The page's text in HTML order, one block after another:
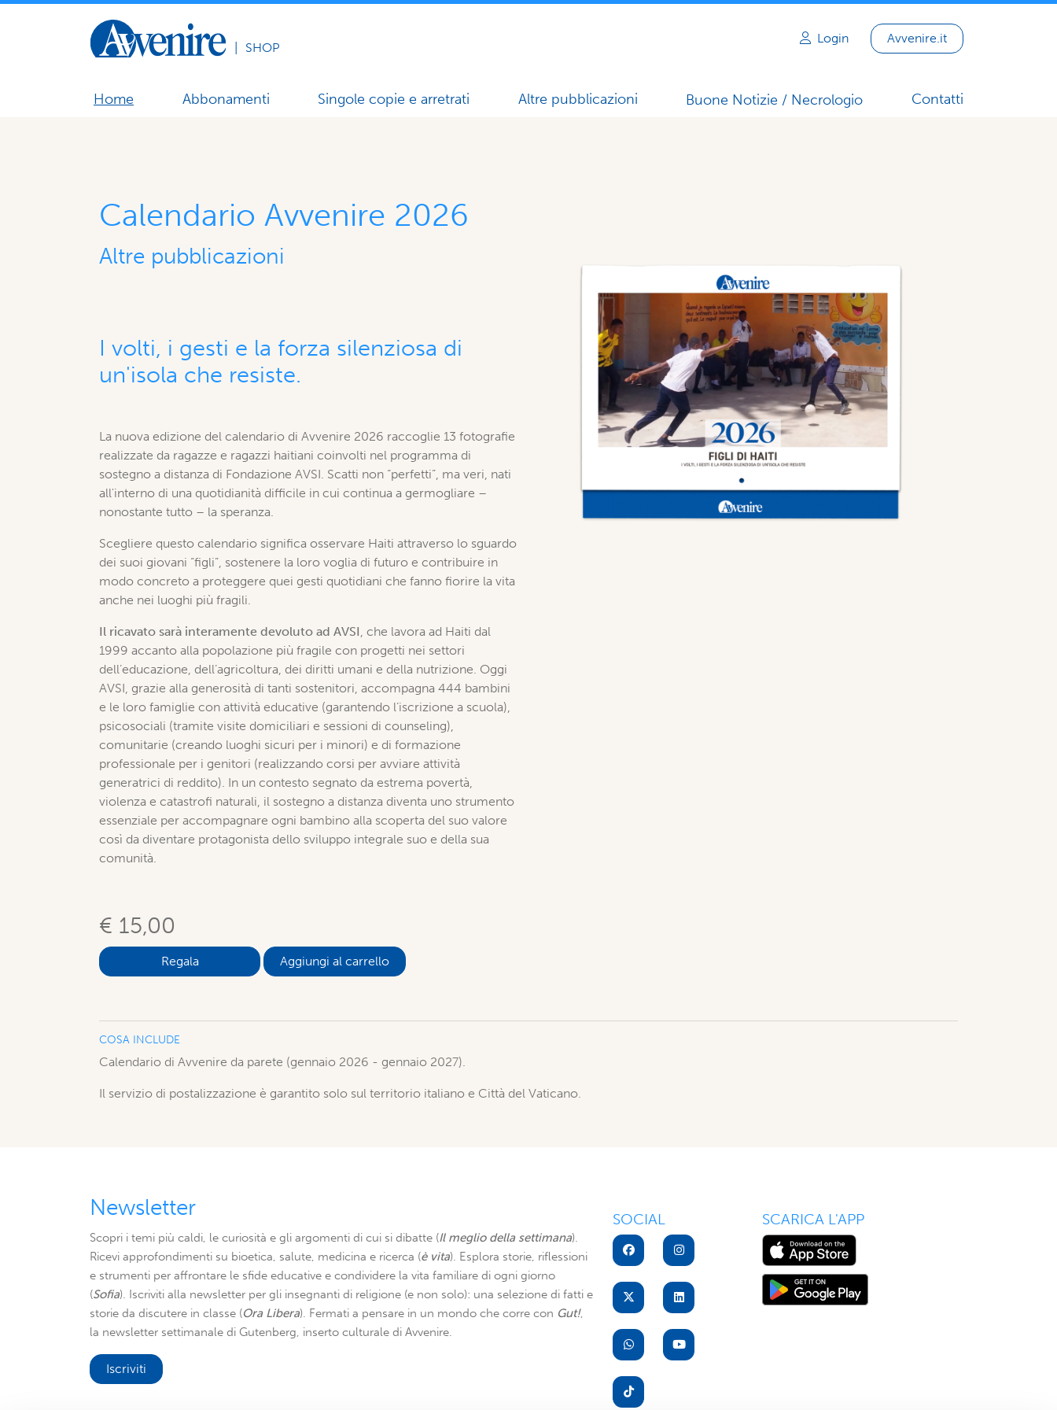
SHOP
Login Avvenire.it
Home Abbonamenti Singole copie e arretrati Altre pubblicazioni Buone Notizie / Necrologio Contatti
Calendario Avvenire 2026
Altre pubblicazioni
I volti, i gesti e la forza silenziosa di
un'isola che resiste.
La nuova edizione del calendario di Avvenire 2026 raccoglie 13 fotografie
realizzate da ragazze e ragazzi haitiani coinvolti nel programma di
sostegno a distanza di Fondazione AVSI. Scatti non “perfetti”, ma veri, nati
all'interno di una quotidianità difficile in cui continua a germogliare –
nonostante tutto – la speranza.
Scegliere questo calendario significa osservare Haiti attraverso lo sguardo
dei suoi giovani “figli”, sostenere la loro voglia di futuro e contribuire in
modo concreto a proteggere quei gesti quotidiani che fanno fiorire la vita
anche nei luoghi più fragili.
Il ricavato sarà interamente devoluto ad AVSI, che lavora ad Haiti dal
1999 accanto alla popolazione più fragile con progetti nei settori
dell’educazione, dell’agricoltura, dei diritti umani e della nutrizione. Oggi
AVSI, grazie alla generosità di tanti sostenitori, accompagna 444 bambini
e le loro famiglie con attività educative (garantendo l’iscrizione a scuola),
psicosociali (tramite visite domiciliari e sessioni di counseling),
comunitarie (creando luoghi sicuri per i minori) e di formazione
professionale per i genitori (realizzando corsi per avviare attività
generatrici di reddito). In un contesto segnato da estrema povertà,
violenza e catastrofi naturali, il sostegno a distanza diventa uno strumento
essenziale per accompagnare ogni bambino alla scoperta del suo valore
così da diventare protagonista dello sviluppo integrale suo e della sua
comunità.
€ 15,00
Aggiungi al carrello
COSA INCLUDE
Calendario di Avvenire da parete (gennaio 2026 - gennaio 2027).
Il servizio di postalizzazione è garantito solo sul territorio italiano e Città del Vaticano.
Newsletter
Scopri i temi più caldi, le curiosità e gli argomenti di cui si dibatte (Il meglio della settimana).
Ricevi approfondimenti su bioetica, salute, medicina e ricerca (è vita). Esplora storie, riflessioni
e strumenti per affrontare le sfide educative e condividere la vita familiare di ogni giorno
(Sofia). Iscriviti alla newsletter per gli insegnanti di religione (e non solo): una selezione di fatti e
storie da discutere in classe (Ora Libera). Fermati a pensare in un mondo che corre con Gut!,
la newsletter settimanale di Gutenberg, inserto culturale di Avvenire.
Iscriviti
SOCIAL SCARICA L'APP